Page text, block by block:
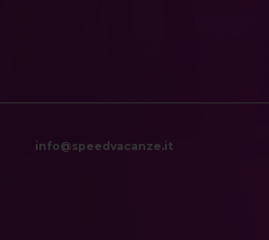
info@speedvacanze.it